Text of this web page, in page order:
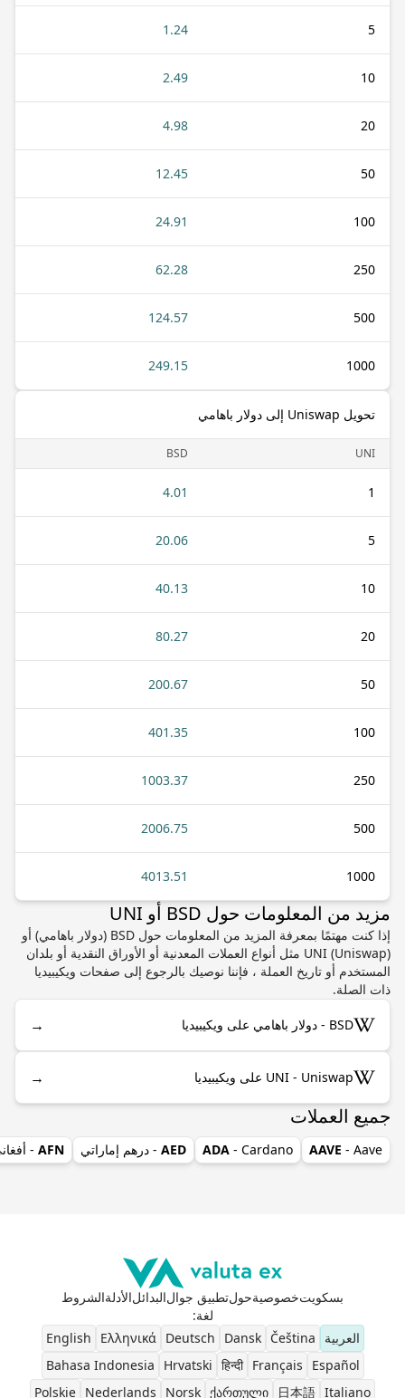
5
1.24
10
2.49
20
4.98
50
12.45
100
24.91
250
62.28
500
124.57
1000
249.15
تحويل Uniswap إلى دولار باهامي
UNI
BSD
1
4.01
5
20.06
10
40.13
20
80.27
50
200.67
100
401.35
250
1003.37
500
2006.75
1000
4013.51
مزيد من المعلومات حول BSD أو UNI
إذا كنت مهتمًا بمعرفة المزيد من المعلومات حول BSD (دولار باهامي) أو
UNI (Uniswap) مثل أنواع العملات المعدنية أو الأوراق النقدية أو بلدان
المستخدم أو تاريخ العملة ، فإننا نوصيك بالرجوع إلى صفحات ويكيبيديا
ذات الصلة.
BSD - دولار باهامي على ويكيبيديا →
UNI - Uniswap على ويكيبيديا →
جميع العملات
AAVE - Aave
ADA - Cardano
AED - درهم إماراتي AFN
-
بسكويتخصوصيةحولتطبيق جوالالبدائلالأدلةالشروط
لغة:
العربية
Čeština
Dansk
Deutsch
Ελληνικά
English
Español
Français
हिन्दी
Hrvatski
Bahasa Indonesia
Italiano
日本語
ქართული
Norsk
Nederlands
Polskie